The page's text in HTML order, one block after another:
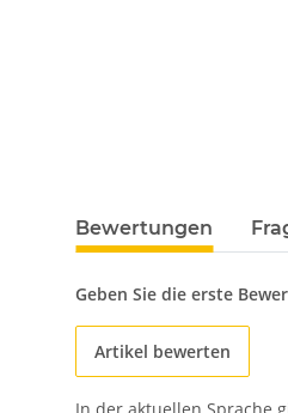
Bewertungen
Geben Sie die erste
Artikel bewerten